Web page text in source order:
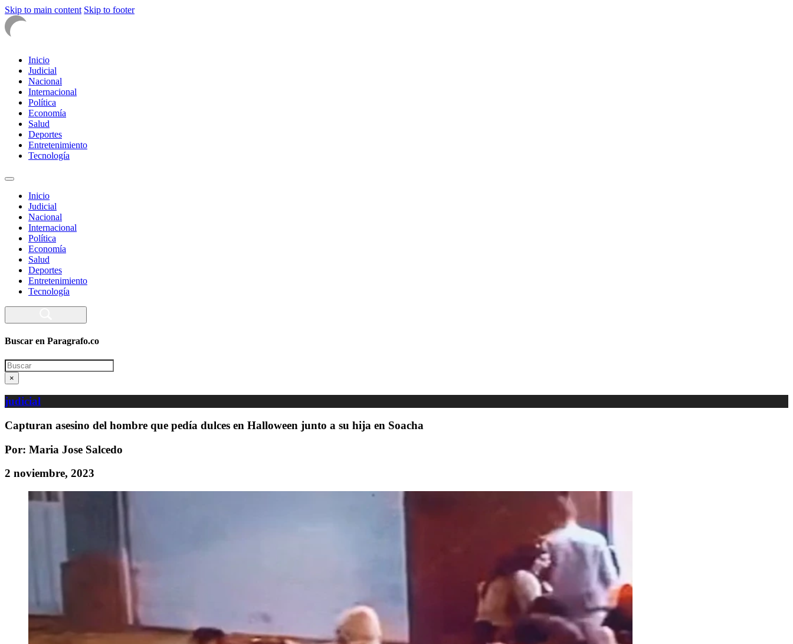
Skip to main content Skip to footer
Inicio
Judicial
Nacional
Internacional
Política
Economía
Salud
Deportes
Entretenimiento
Tecnología
Inicio
Judicial
Nacional
Internacional
Política
Economía
Salud
Deportes
Entretenimiento
Tecnología
Buscar en Paragrafo.co
Search
×
judicial
Capturan asesino del hombre que pedía dulces en Halloween junto a su hija en Soacha
Por: Maria Jose Salcedo
2 noviembre, 2023